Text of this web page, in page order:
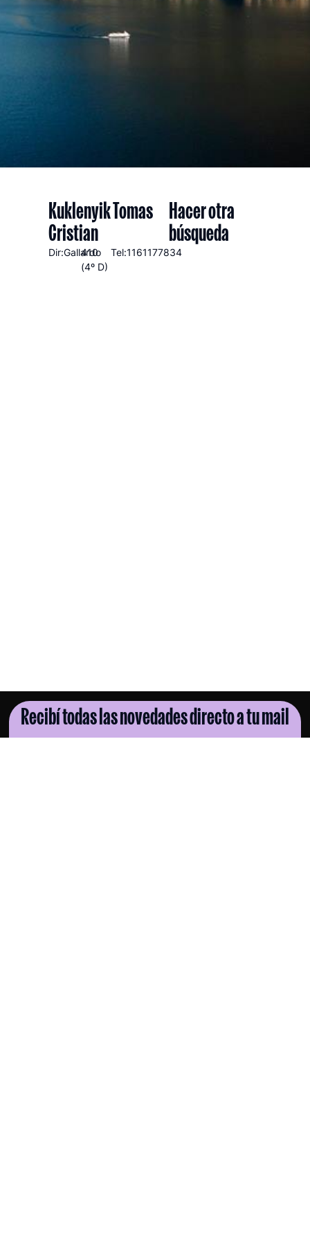
Kuklenyik Tomas
Cristian
Dir:Gallardo
410
(4º D)
Tel:1161177834
Hacer otra
búsqueda
Recibí todas las novedades directo a tu mail